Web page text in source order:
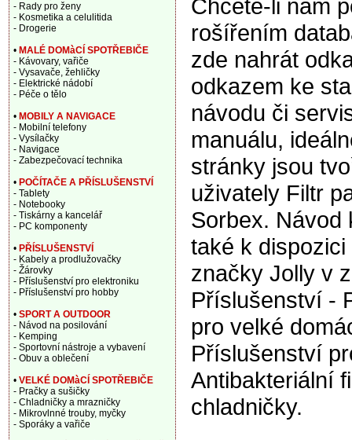
Chcete-li nám
rošířením
zde nahrát
odkazem ke
návodu či
manuálu,
stránky jsou
uživately Filtr
Sorbex. Návod
také k
značky Jolly v
Příslušenství -
pro velké
Příslušenství
Antibakteriální
chladničky.
- Rady pro ženy
- Kosmetika a celulitida
- Drogerie
• MALÉ DOMàCÍ SPOTŘEBIČE
- Kávovary, vařiče
- Vysavače, žehličky
- Elektrické nádobí
- Péče o tělo
• MOBILY A NAVIGACE
- Mobilní telefony
- Vysílačky
- Navigace
- Zabezpečovací technika
• POČÍTAČE A PŘÍSLUŠENSTVÍ
- Tablety
- Notebooky
- Tiskárny a kancelář
- PC komponenty
• PŘÍSLUŠENSTVÍ
- Kabely a prodlužovačky
- Žárovky
- Příslušenství pro elektroniku
- Příslušenství pro hobby
• SPORT A OUTDOOR
- Návod na posilování
- Kemping
- Sportovní nástroje a vybavení
- Obuv a oblečení
• VELKÉ DOMàCÍ SPOTŘEBIČE
- Pračky a sušičky
- Chladničky a mrazničky
- Mikrovlnné trouby, myčky
- Sporáky a vařiče